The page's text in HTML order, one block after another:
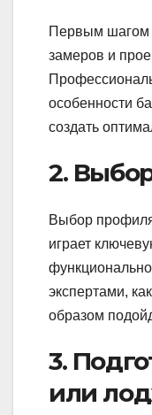
Первым шагом
замеров и
особенности
создать
2.
Выбор
играет
экспертами,
образом
3.
или